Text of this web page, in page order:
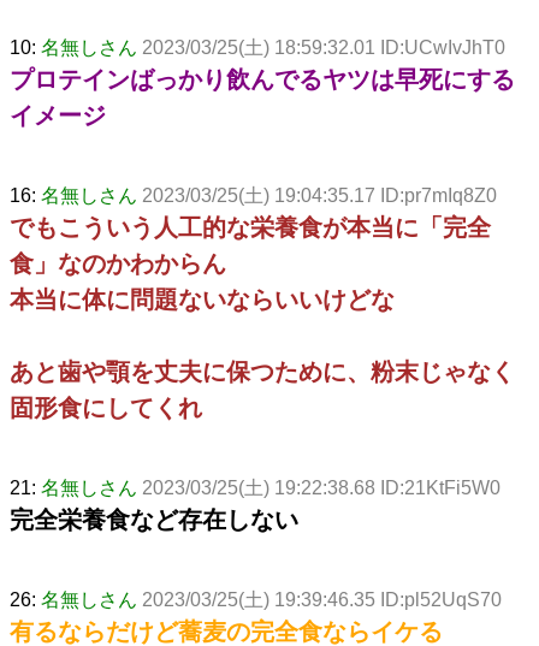
10: 名無しさん 2023/03/25(土) 18:59:32.01 ID:UCwIvJhT0
プロテインばっかり飲んでるヤツは早死にする
イメージ
16: 名無しさん 2023/03/25(土) 19:04:35.17 ID:pr7mIq8Z0
でもこういう人工的な栄養食が本当に「完全
食」なのかわからん
本当に体に問題ないならいいけどな
あと歯や顎を丈夫に保つために、粉末じゃなく
固形食にしてくれ
21: 名無しさん 2023/03/25(土) 19:22:38.68 ID:21KtFi5W0
完全栄養食など存在しない
26: 名無しさん 2023/03/25(土) 19:39:46.35 ID:pl52UqS70
有るならだけど蕎麦の完全食ならイケる